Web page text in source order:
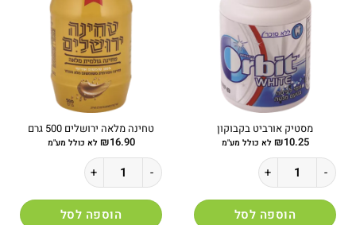
מסטיק אורביט בקבוקון
₪10.25 לא כולל מע"מ
כמות של מסטיק אורביט בקבוקון
הוספה לסל
טחינה מלאה ירושלים 500 גרם
₪16.90 לא כולל מע"מ
כמות של טחינה מלאה ירושלים 500 גרם
הוספה לסל